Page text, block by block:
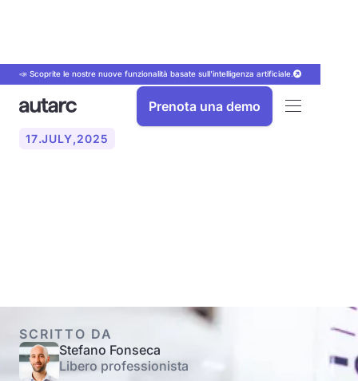
📣 Scoprite le nostre nuove funzionalità basate sull'intelligenza artificiale.
Prenota una demo
17.JULY,2025
SCRITTO DA
Stefano Fonseca
Libero professionista